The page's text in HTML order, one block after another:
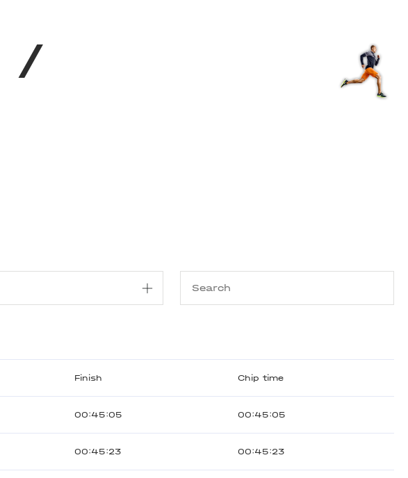
/
Finish Chip time
00:45:05 00:45:05
00:45:23 00:45:23